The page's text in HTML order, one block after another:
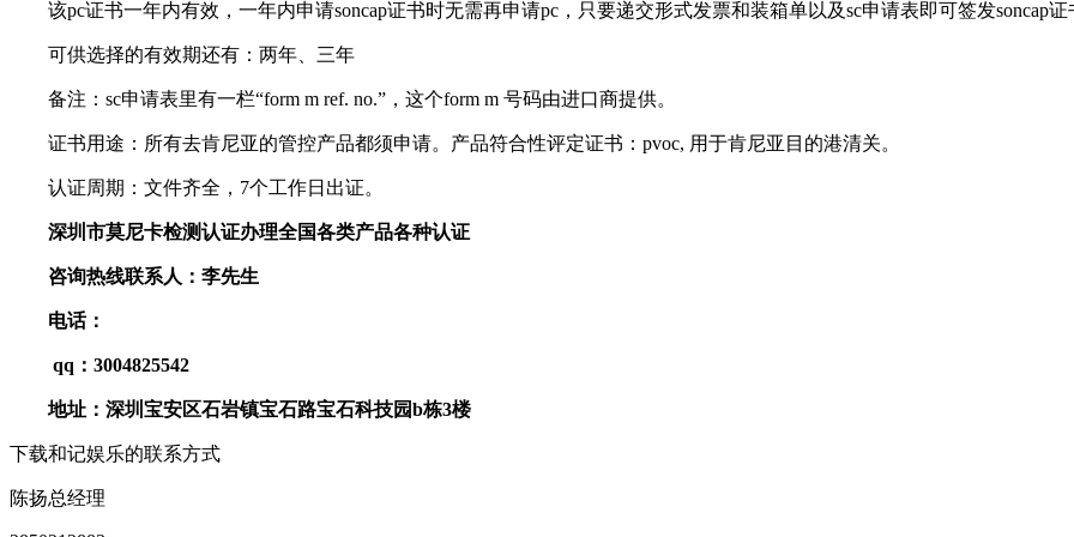
该pc证书一年内有效，一年内申请soncap证书时无需再申请pc，只要递交形式发票和装箱单以及sc申请表即可签发soncap证
可供选择的有效期还有：两年、三年
备注：sc申请表里有一栏“form m ref. no.”，这个form m 号码由进口商提供。
证书用途：所有去肯尼亚的管控产品都须申请。产品符合性评定证书：pvoc, 用于肯尼亚目的港清关。
认证周期：文件齐全，7个工作日出证。
深圳市莫尼卡检测认证办理全国各类产品各种认证
咨询热线联系人：李先生
电话：
qq：3004825542
地址：深圳宝安区石岩镇宝石路宝石科技园b栋3楼
下载和记娱乐的联系方式
陈扬总经理